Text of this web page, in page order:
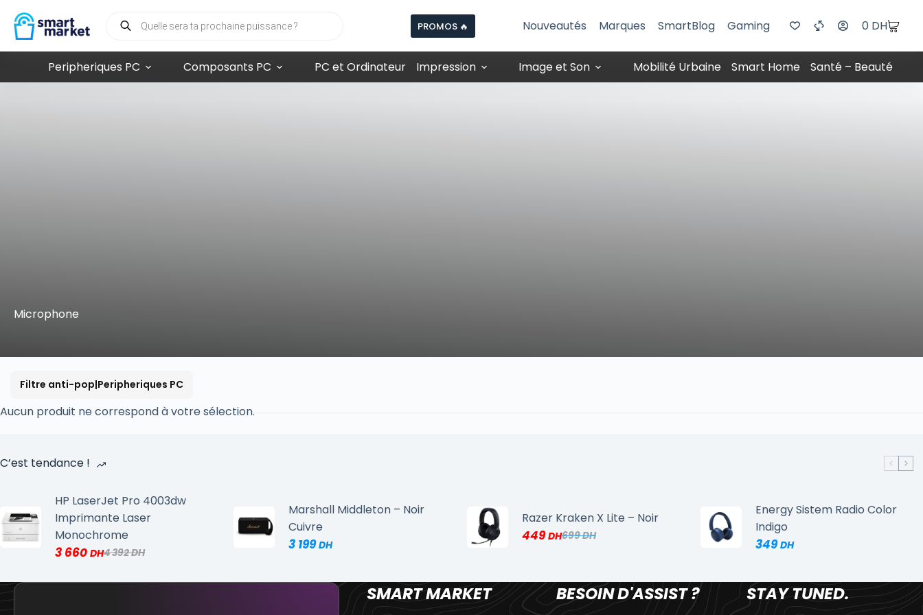
PROMOS 🔥 Nouveautés Marques SmartBlog Gaming 0 DH
Peripheriques PC Composants PC PC et Ordinateur Impression Image et Son Mobilité Urbaine Smart Home Santé – Beauté
Microphone
Filtre anti-pop|Peripheriques PC
Aucun produit ne correspond à votre sélection.
C’est tendance !
HP LaserJet Pro 4003dw
Imprimante Laser
Monochrome
4 392
3 660
Marshall Middleton – Noir
Cuivre
3 199
Razer Kraken X Lite – Noir
699
449
Energy Sistem Radio Color
Indigo
349
SMART MARKET BESOIN D'ASSIST ? STAY TUNED.